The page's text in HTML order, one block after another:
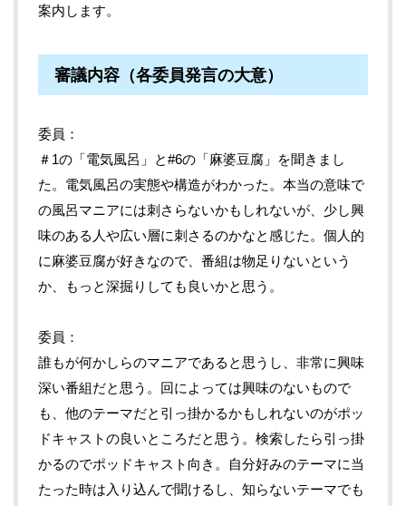
案内します。
審議内容（各委員発言の大意）
委員
＃1の「電気風呂」と#6の「麻婆豆腐」を聞きまし
た。電気風呂の実態や構造がわかった。本当の意味で
の風呂マニアには刺さらないかもしれないが、少し興
味のある人や広い層に刺さるのかなと感じた。個人的
に麻婆豆腐が好きなので、番組は物足りないという
か、もっと深掘りしても良いかと思う。
委員
誰もが何かしらのマニアであると思うし、非常に興味
深い番組だと思う。回によっては興味のないもので
も、他のテーマだと引っ掛かるかもしれないのがポッ
ドキャストの良いところだと思う。検索したら引っ掛
かるのでポッドキャスト向き。自分好みのテーマに当
たった時は入り込んで聞けるし、知らないテーマでも